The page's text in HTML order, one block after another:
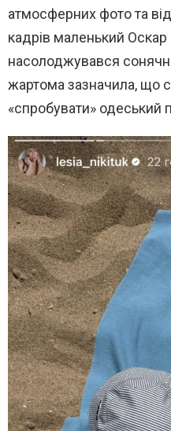
атмосферних фото та
кадрів маленький Оскар
насолоджувався
жартома зазначила, що
«спробувати» одеський